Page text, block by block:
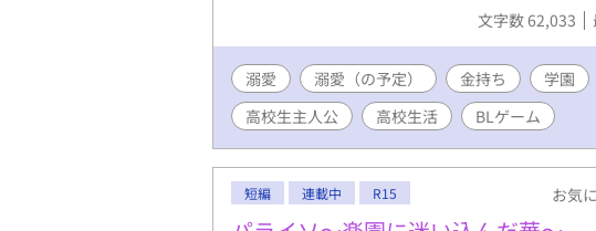
文字数 62,033
溺愛 溺愛（の予定） 金持ち 学園
高校生主人公
高校生活 BLゲーム
短編 連載中 R15 お気